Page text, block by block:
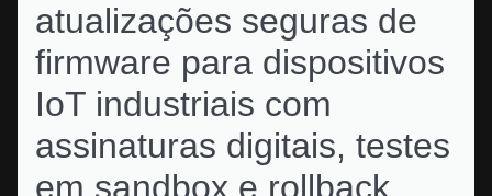
atualizações seguras de
firmware para dispositivos
IoT industriais com
assinaturas digitais, testes
em sandbox e rollback